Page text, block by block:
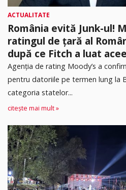
ACTUALITATE
România evită Junk-ul!
ratingul de țară al
după ce Fitch a luat
Agenția de rating Moody’s a
pentru datoriile pe termen lung la
categoria statelor...
citește mai mult »